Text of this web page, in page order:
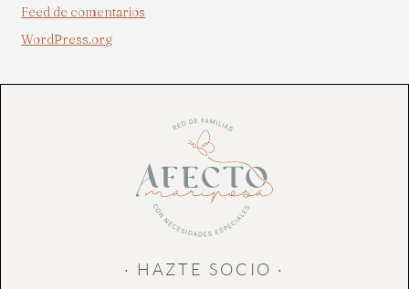
Feed de comentarios
WordPress.org
· HAZTE SOCIO ·